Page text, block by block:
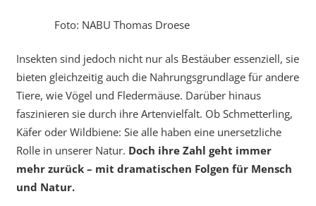
Foto: NABU Thomas Droese
Insekten sind jedoch nicht nur als Bestäuber essenziell, sie
bieten gleichzeitig auch die Nahrungsgrundlage für andere
Tiere, wie Vögel und Fledermäuse. Darüber hinaus
faszinieren sie durch ihre Artenvielfalt. Ob Schmetterling,
Käfer oder Wildbiene: Sie alle haben eine unersetzliche
Rolle in unserer Natur. Doch ihre Zahl geht immer
mehr zurück – mit dramatischen Folgen für Mensch
und Natur.